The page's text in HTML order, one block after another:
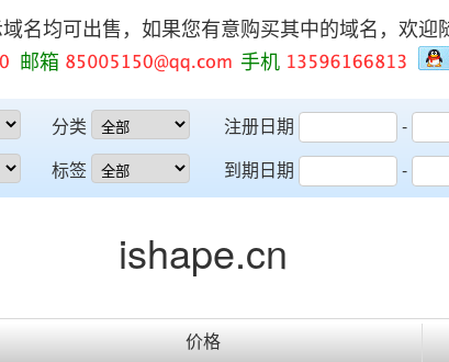
名均可出售，如果您有意购买其中的域名，欢迎
邮箱 手机
分类
标签
注册日期
-
到期日期
-
ishape.cn
价格